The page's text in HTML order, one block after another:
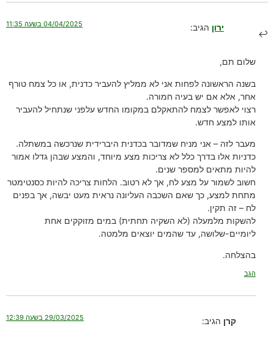
ירון הגיב: 04/04/2025 בשעה 11:35
שלום תם,
בשנה הראשונה לפחות אני לא ממליץ להעביר כדנית, או כל צמח טורף
אחר, אלא אם יש בעיה חמורה.
רצוי לאפשר לצמח להתאקלם במקומו החדש עלפני שנתחיל להעביר
אותו למצע חדש.
מעבר לזה – אני מניח שמדובר בכדנית היברידית שנרכשה במשתלה.
כדניות אלו בדרך כלל לא צריכות מצע מיוחד, והמצע שבהן גדלו אמור
להיות מתאים למספר שנים.
חשוב לשמור על מצע לח, אך לא רטוב. הלחות צריכה להיות כסנטימטר
מתחת למצע, כך שאם השכבה העליונה נראית מעט יבשה, אך בפנים
לח – זה תקין.
להשקות מלמעלה (לא השקיה תחתית) במים מזוקקים אחת
ליומיים-שלושה, עד שהמים יוצאים מלמטה.
בהצלחה.
הגב
קרן הגיב: 29/03/2025 בשעה 12:39